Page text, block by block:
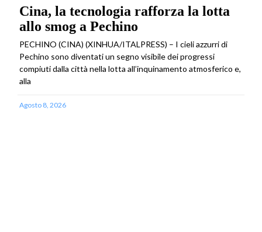
Cina, la tecnologia rafforza la lotta
allo smog a Pechino
PECHINO (CINA) (XINHUA/ITALPRESS) – I cieli azzurri di
Pechino sono diventati un segno visibile dei progressi
compiuti dalla città nella lotta all’inquinamento atmosferico e,
alla
Agosto 8, 2026